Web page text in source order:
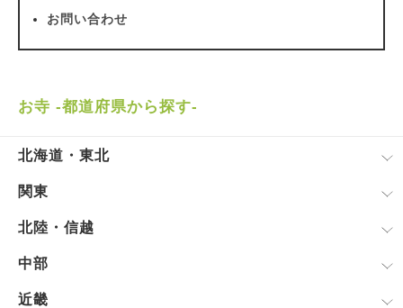
お問い合わせ
お寺 -都道府県から探す-
北海道・東北
関東
北陸・信越
中部
近畿